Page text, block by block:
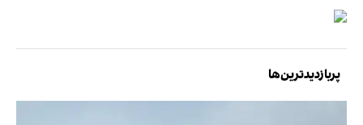
پربازدیدترین‌ها